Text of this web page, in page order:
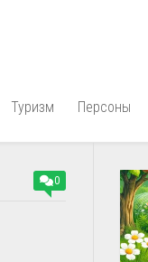
Туризм Персоны
0